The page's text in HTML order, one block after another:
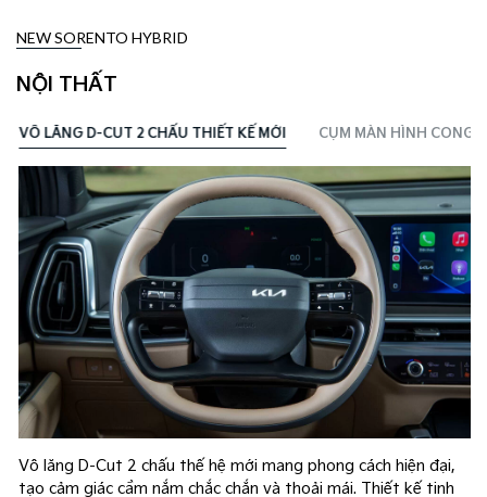
NEW SORENTO HYBRID
NỘI THẤT
VÔ LĂNG D-CUT 2 CHẤU THIẾT KẾ MỚI CỤM MÀN HÌNH CONG
Vô lăng D-Cut 2 chấu thế hệ mới mang phong cách hiện đại,
tạo cảm giác cầm nắm chắc chắn và thoải mái. Thiết kế tinh